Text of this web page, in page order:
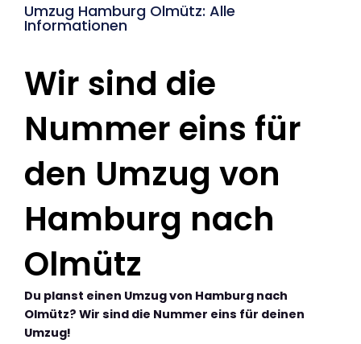
Umzug Hamburg Olmütz: Alle
Informationen
Wir sind die
Nummer eins für
den Umzug von
Hamburg nach
Olmütz
Du planst einen Umzug von Hamburg nach
Olmütz? Wir sind die Nummer eins für deinen
Umzug!